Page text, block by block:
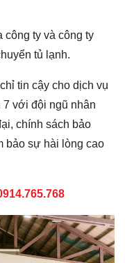
công ty và công ty
tủ lạnh.
tin cậy cho dịch vụ
7 với đội ngũ nhân
chính sách bảo
bảo sự hài lòng cao